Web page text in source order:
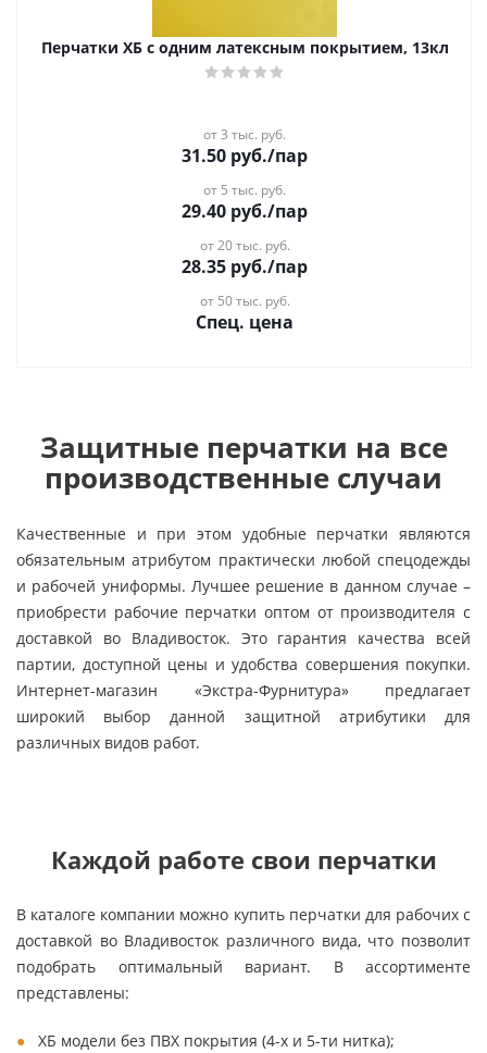
Перчатки ХБ с одним латексным покрытием, 13кл
от 3 тыс. руб.
31.50 руб./пар
от 5 тыс. руб.
29.40 руб./пар
от 20 тыс. руб.
28.35 руб./пар
от 50 тыс. руб.
Спец. цена
Защитные перчатки на все
производственные случаи
Качественные и при этом удобные перчатки являются
обязательным атрибутом практически любой спецодежды
и рабочей униформы. Лучшее решение в данном случае –
приобрести рабочие перчатки оптом от производителя с
доставкой во Владивосток. Это гарантия качества всей
партии, доступной цены и удобства совершения покупки.
Интернет-магазин «Экстра-Фурнитура» предлагает
широкий выбор данной защитной атрибутики для
различных видов работ.
Каждой работе свои перчатки
В каталоге компании можно купить перчатки для рабочих с
доставкой во Владивосток различного вида, что позволит
подобрать оптимальный вариант. В ассортименте
представлены:
ХБ модели без ПВХ покрытия (4-х и 5-ти нитка);